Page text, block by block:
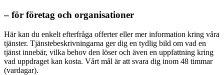
– för företag och organisationer
Här kan du enkelt efterfråga offerter eller mer information kring våra
tjänster. Tjänstebeskrivningarna ger dig en tydlig bild om vad en
tjänst innebär, vilka behov den löser och även en uppfattning kring
vad uppdraget kan kosta. Vårt mål är att svara dig inom 48 timmar
(vardagar).